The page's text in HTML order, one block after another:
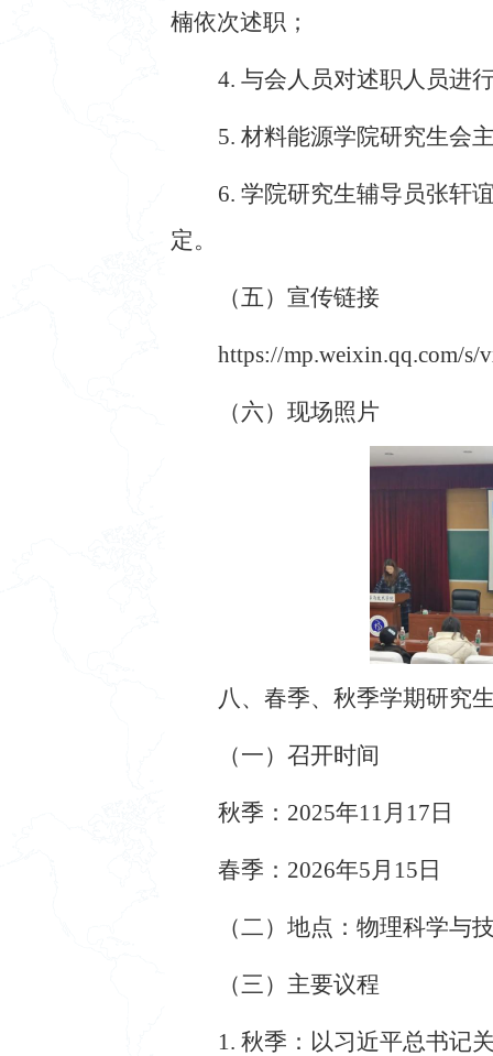
楠依次述职；
4. 与会人员对述职人员进
5. 材料能源学院研究生会
6. 学院研究生辅导员张轩
定。
（五）宣传链接
https://mp.weixin.qq.com/
（六）现场照片
八、春季、秋季学期研究
（一）召开时间
秋季： 2025年11 月 17 日
春季： 2026年5 月 1 5 日
（二）地点 ： 物理科学与
（三）主要议程
1. 秋季： 以习近平总书记